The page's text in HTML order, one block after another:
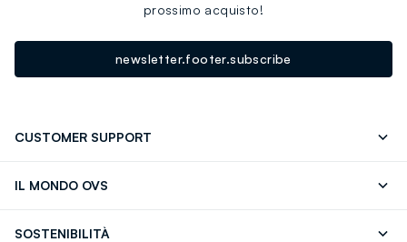
prossimo acquisto!
newsletter.footer.subscribe
CUSTOMER SUPPORT
IL MONDO OVS
SOSTENIBILITÀ